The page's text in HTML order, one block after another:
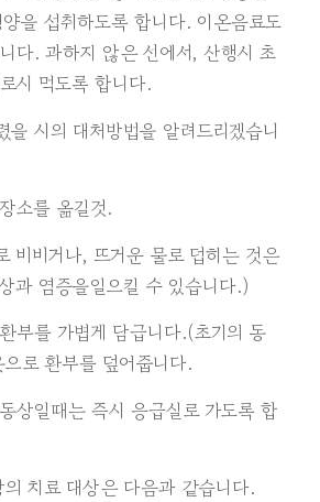
을 섭취하도록 합니다. 이온음료도
다. 과하지 않은 선에서, 산행시 초
시 먹도록 합니다.
을 시의 대처방법을 알려드리겠습니
소를 옮길것.
비비거나, 뜨거운 물로 덥히는 것은
과 염증을일으킬 수 있습니다.)
부를 가볍게 담급니다.(초기의 동
로 환부를 덮어줍니다.
상일때는 즉시 응급실로 가도록 합
치료 대상은 다음과 같습니다.